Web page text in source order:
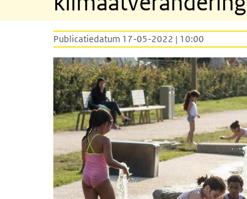
Publicatiedatum 17-05-2022 | 10:00